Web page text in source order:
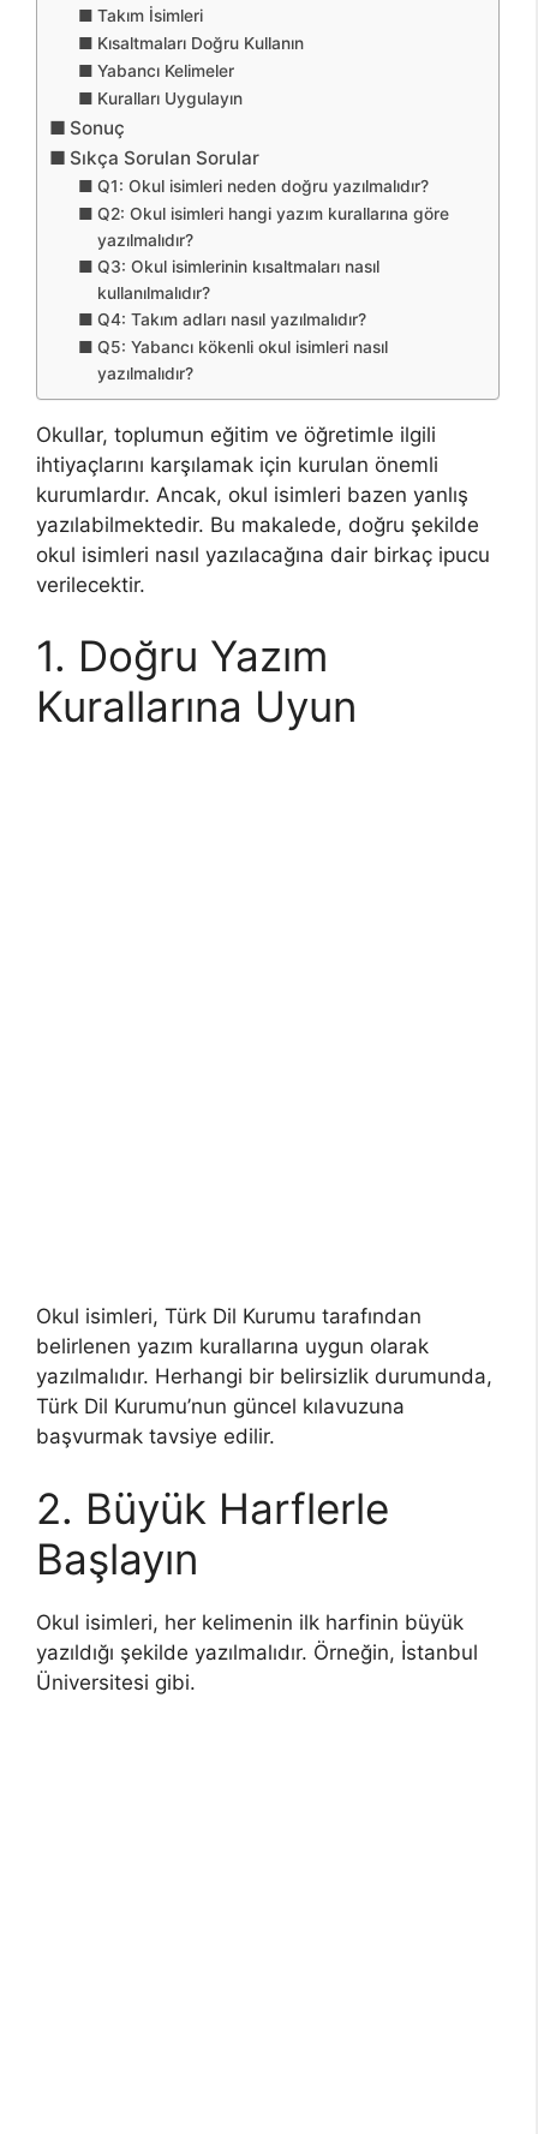
Takım İsimleri
Kısaltmaları Doğru Kullanın
Yabancı Kelimeler
Kuralları Uygulayın
Sonuç
Sıkça Sorulan Sorular
Q1: Okul isimleri neden doğru yazılmalıdır?
Q2: Okul isimleri hangi yazım kurallarına göre
yazılmalıdır?
Q3: Okul isimlerinin kısaltmaları nasıl
kullanılmalıdır?
Q4: Takım adları nasıl yazılmalıdır?
Q5: Yabancı kökenli okul isimleri nasıl
yazılmalıdır?
Okullar, toplumun eğitim ve öğretimle ilgili
ihtiyaçlarını karşılamak için kurulan önemli
kurumlardır. Ancak, okul isimleri bazen yanlış
yazılabilmektedir. Bu makalede, doğru şekilde
okul isimleri nasıl yazılacağına dair birkaç ipucu
verilecektir.
1. Doğru Yazım
Kurallarına Uyun
Okul isimleri, Türk Dil Kurumu tarafından
belirlenen yazım kurallarına uygun olarak
yazılmalıdır. Herhangi bir belirsizlik durumunda,
Türk Dil Kurumu’nun güncel kılavuzuna
başvurmak tavsiye edilir.
2. Büyük Harflerle
Başlayın
Okul isimleri, her kelimenin ilk harfinin büyük
yazıldığı şekilde yazılmalıdır. Örneğin, İstanbul
Üniversitesi gibi.